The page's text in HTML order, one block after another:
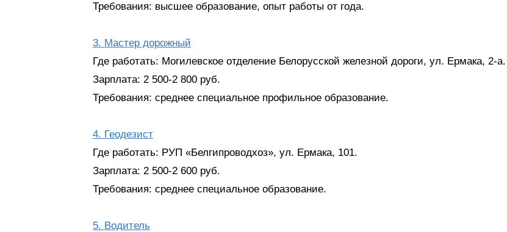
Требования: высшее образование, опыт работы от года.
3. Мастер дорожный
Где работать: Могилевское отделение Белорусской железной дороги, ул. Ермака, 2-а.
Зарплата: 2 500-2 800 руб.
Требования: среднее специальное профильное образование.
4. Геодезист
Где работать: РУП «Белгипроводхоз», ул. Ермака, 101.
Зарплата: 2 500-2 600 руб.
Требования: среднее специальное образование.
5. Водитель